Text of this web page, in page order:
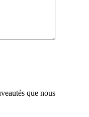
que nous